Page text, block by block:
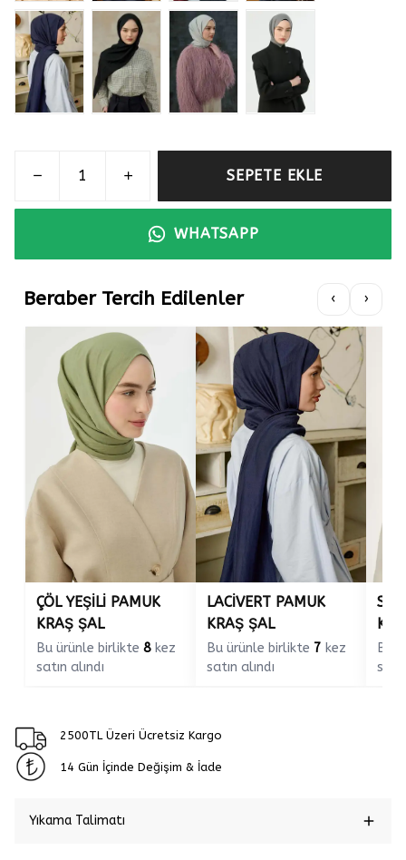
SEPETE EKLE
WHATSAPP
Beraber Tercih Edilenler ‹ ›
ÇÖL YEŞİLİ PAMUK
KRAŞ ŞAL
Bu ürünle birlikte 8 kez
satın alındı
LACİVERT PAMUK
KRAŞ ŞAL
Bu ürünle birlikte 7 kez
satın alındı
Bu
2500TL Üzeri Ücretsiz Kargo
14 Gün İçinde Değişim & İade
Yıkama Talimatı